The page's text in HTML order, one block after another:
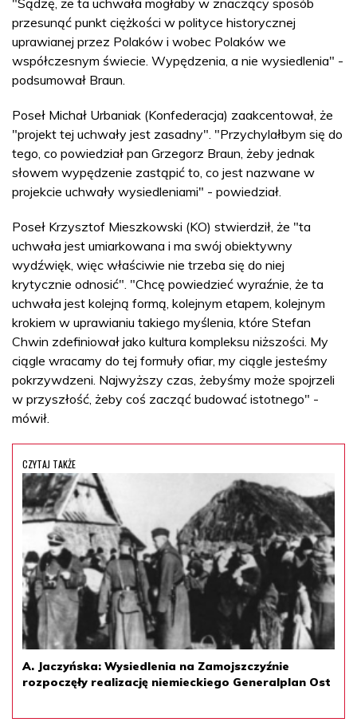
przesunąć punkt ciężkości w polityce historycznej
uprawianej przez Polaków i wobec Polaków we
współczesnym świecie. Wypędzenia, a nie wysiedlenia" -
podsumował Braun.
Poseł Michał Urbaniak (Konfederacja) zaakcentował, że
"projekt tej uchwały jest zasadny". "Przychylałbym się do
tego, co powiedział pan Grzegorz Braun, żeby jednak
słowem wypędzenie zastąpić to, co jest nazwane w
projekcie uchwały wysiedleniami" - powiedział.
Poseł Krzysztof Mieszkowski (KO) stwierdził, że "ta
uchwała jest umiarkowana i ma swój obiektywny
wydźwięk, więc właściwie nie trzeba się do niej
krytycznie odnosić". "Chcę powiedzieć wyraźnie, że ta
uchwała jest kolejną formą, kolejnym etapem, kolejnym
krokiem w uprawianiu takiego myślenia, które Stefan
Chwin zdefiniował jako kultura kompleksu niższości. My
ciągle wracamy do tej formuły ofiar, my ciągle jesteśmy
pokrzywdzeni. Najwyższy czas, żebyśmy może spojrzeli
w przyszłość, żeby coś zacząć budować istotnego" -
mówił.
CZYTAJ TAKŻE
A. Jaczyńska: Wysiedlenia na Zamojszczyźnie
rozpoczęły realizację niemieckiego Generalplan Ost